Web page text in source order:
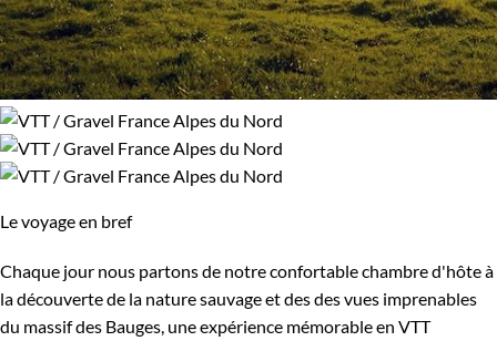
Le voyage en bref
Chaque jour nous partons de notre confortable chambre d'hôte à
la découverte de la nature sauvage et des des vues imprenables
du massif des Bauges, une expérience mémorable en VTT